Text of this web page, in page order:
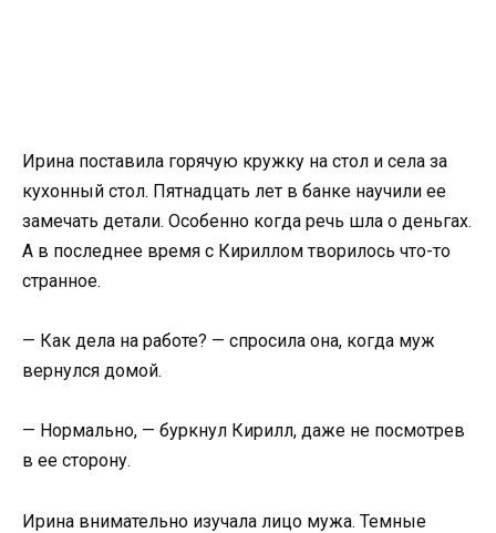
Ирина поставила горячую кружку на стол и села за
кухонный стол. Пятнадцать лет в банке научили ее
замечать детали. Особенно когда речь шла о деньгах.
А в последнее время с Кириллом творилось что-то
странное.
— Как дела на работе? — спросила она, когда муж
вернулся домой.
— Нормально, — буркнул Кирилл, даже не посмотрев
в ее сторону.
Ирина внимательно изучала лицо мужа. Темные